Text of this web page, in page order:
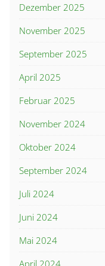
Dezember 2025
November 2025
September 2025
April 2025
Februar 2025
November 2024
Oktober 2024
September 2024
Juli 2024
Juni 2024
Mai 2024
April 2024